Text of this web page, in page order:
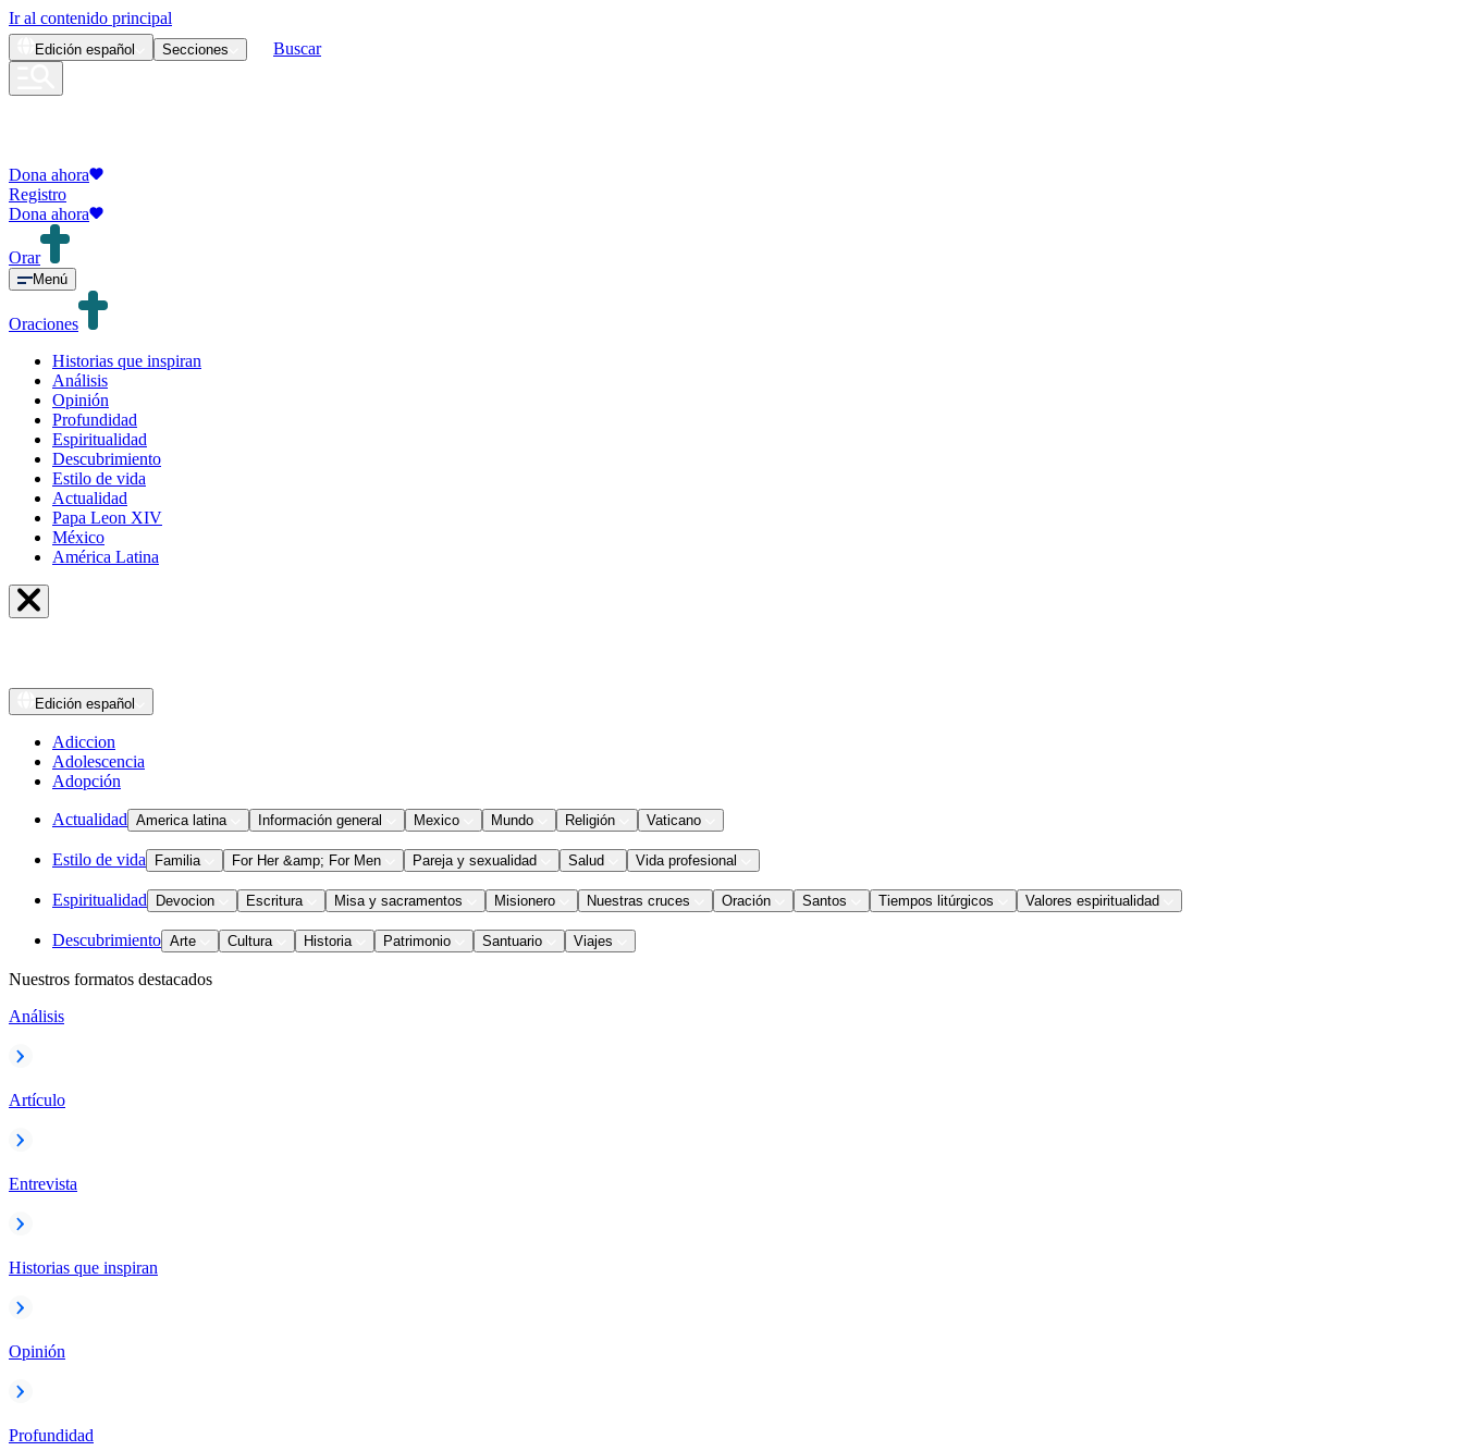
Ir al contenido principal
Edición español Secciones Buscar
Dona ahora
Registro
Dona ahora
Orar
Menú
Oraciones
Historias que inspiran
Análisis
Opinión
Profundidad
Espiritualidad
Descubrimiento
Estilo de vida
Actualidad
Papa Leon XIV
México
América Latina
Edición español
Adiccion
Adolescencia
Adopción
Actualidad America latina Información general Mexico Mundo Religión Vaticano
Estilo de vida Familia For Her &amp; For Men Pareja y sexualidad Salud Vida profesional
Espiritualidad Devocion Escritura Misa y sacramentos Misionero Nuestras cruces Oración Santos Tiempos litúrgicos Valores espiritualidad
Descubrimiento Arte Cultura Historia Patrimonio Santuario Viajes
Nuestros formatos destacados
Análisis
Artículo
Entrevista
Historias que inspiran
Opinión
Profundidad